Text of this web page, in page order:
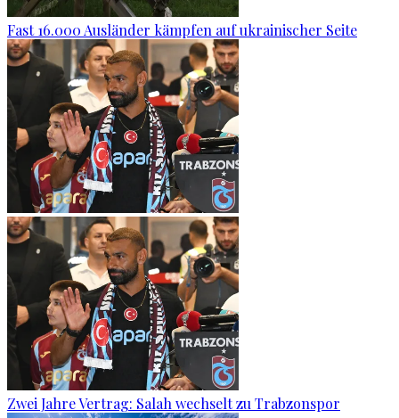
Fast 16.000 Ausländer kämpfen auf ukrainischer Seite
Zwei Jahre Vertrag: Salah wechselt zu Trabzonspor